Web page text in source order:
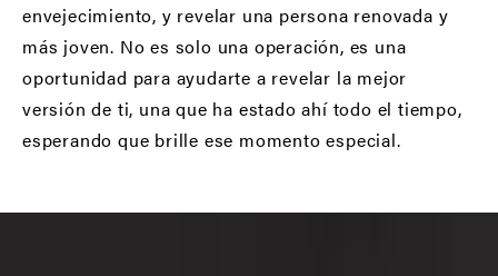
envejecimiento, y revelar una persona renovada y
más joven. No es solo una operación, es una
oportunidad para ayudarte a revelar la mejor
versión de ti, una que ha estado ahí todo el tiempo,
esperando que brille ese momento especial.